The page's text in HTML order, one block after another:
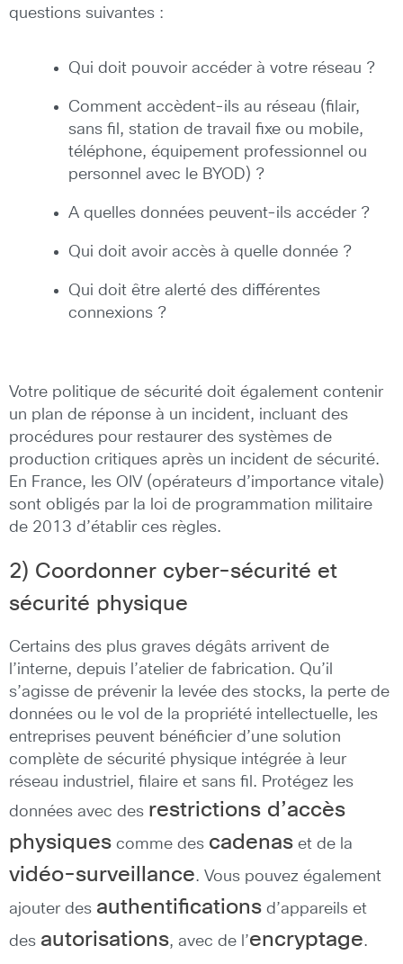
questions suivantes :
Qui doit pouvoir accéder à votre réseau ?
Comment accèdent-ils au réseau (filair,
sans fil, station de travail fixe ou mobile,
téléphone, équipement professionnel ou
personnel avec le BYOD) ?
A quelles données peuvent-ils accéder ?
Qui doit avoir accès à quelle donnée ?
Qui doit être alerté des différentes
connexions ?
Votre politique de sécurité doit également contenir
un plan de réponse à un incident, incluant des
procédures pour restaurer des systèmes de
production critiques après un incident de sécurité.
En France, les OIV (opérateurs d’importance vitale)
sont obligés par la loi de programmation militaire
de 2013 d’établir ces règles.
2) Coordonner cyber-sécurité et
sécurité physique
Certains des plus graves dégâts arrivent de
l’interne, depuis l’atelier de fabrication. Qu’il
s’agisse de prévenir la levée des stocks, la perte de
données ou le vol de la propriété intellectuelle, les
entreprises peuvent bénéficier d’une solution
complète de sécurité physique intégrée à leur
réseau industriel, filaire et sans fil. Protégez les
données avec des restrictions d’accès
physiques comme des cadenas et de la
vidéo-surveillance. Vous pouvez également
ajouter des authentifications d’appareils et
des autorisations, avec de l’encryptage.